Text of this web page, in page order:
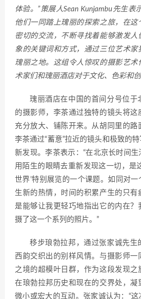
体验。”策展人Sean Kunjambu先生表
他们一同踏上瑰丽的探索之旅，在这
密切的交流，不断寻找着能够激发人
象的关键词和方式，通过三位艺术家
瑰丽之地。这组令人惊叹的摄影艺术
术家们和瑰丽酒店对于文化、色彩和
瑰丽酒店在中国的首间分号位于
的摄影师，李茶通过独特的镜头将这
充分放大、铺陈开来。从胡同里的路
李茶通过“蓄意”拉近的镜头和极致的
新发现。李茶表示：“在北京长时间
用陌生的眼睛去重新发现这一切，是
世界’特别展览的一个课题。如同对
生新的热情，时间的积累产生的只有
是能够让我更轻巧地指出它的内在？
摄了这一个系列的照片。”
移步琅勃拉邦，通过张家诚先生
西韵交织出的别样风情。与摄影师一
之境的超模叶日群，作为这段发现之
在琅勃拉邦历史和现在的交界处，凝
微小或宏大的互动。张家诚认为：“